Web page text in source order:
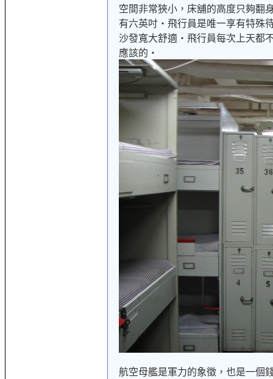
空間非常狹小，床舖的高度只夠翻
有六英吋‧飛行員是唯一享有特殊
沙發寬大舒適‧飛行員每次上天都
應該的‧
航空母艦是軍力的象徵，也是一個